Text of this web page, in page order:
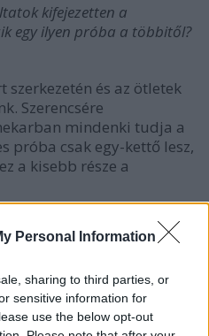
Personal Information
sharing to third parties, or
sensitive information for
use the below opt-out
kifejezetten a
egy ilyen próba a többitől?
szerkezetén és az ötletek
Szerencsére
mindenki tudja a
próba csak egy-kettő lesz,
a kisebb része a
hogy milyen a
megyünk